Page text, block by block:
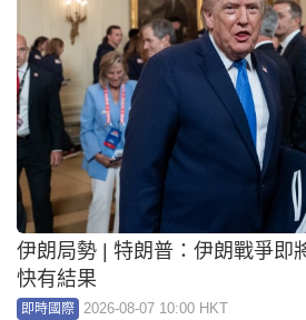
伊朗局勢 | 特朗普：伊朗戰爭即
快有結果
即時國際 2026-08-07 10:00 HKT